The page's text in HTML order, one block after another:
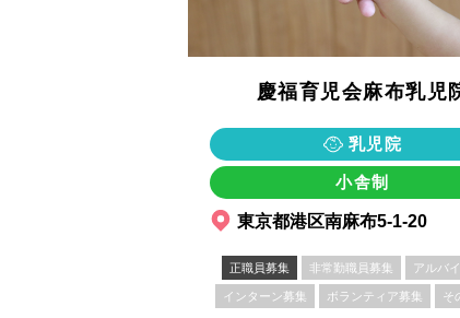
慶福育児会麻布乳児
乳児院
小舎制
東京都港区南麻布5-1-20
正職員募集 非常勤職員募集 アルバ
インターン募集 ボランティア募集 そ